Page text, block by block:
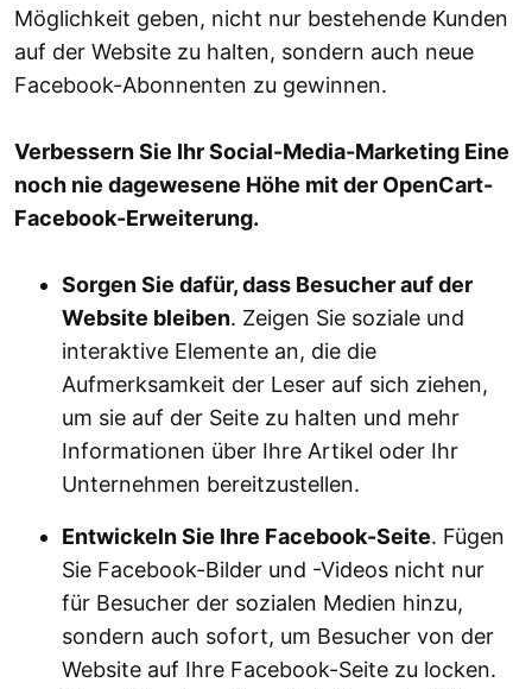
Möglichkeit geben, nicht nur bestehende Kunden
auf der Website zu halten, sondern auch neue
Facebook-Abonnenten zu gewinnen.
Verbessern Sie Ihr Social-Media-Marketing Eine
noch nie dagewesene Höhe mit der OpenCart-
Facebook-Erweiterung.
Sorgen Sie dafür, dass Besucher auf der
Website bleiben. Zeigen Sie soziale und
interaktive Elemente an, die die
Aufmerksamkeit der Leser auf sich ziehen,
um sie auf der Seite zu halten und mehr
Informationen über Ihre Artikel oder Ihr
Unternehmen bereitzustellen.
Entwickeln Sie Ihre Facebook-Seite. Fügen
Sie Facebook-Bilder und -Videos nicht nur
für Besucher der sozialen Medien hinzu,
sondern auch sofort, um Besucher von der
Website auf Ihre Facebook-Seite zu locken.